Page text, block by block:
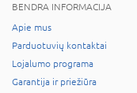
BENDRA INFORMACIJA
Apie mus
Parduotuvių kontaktai
Lojalumo programa
Garantija ir priežiūra